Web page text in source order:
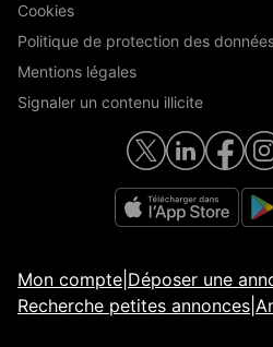
Cookies
Politique de protection des
Mentions légales
Signaler un contenu illicite
Mon compte Déposer une
Recherche petites annonces